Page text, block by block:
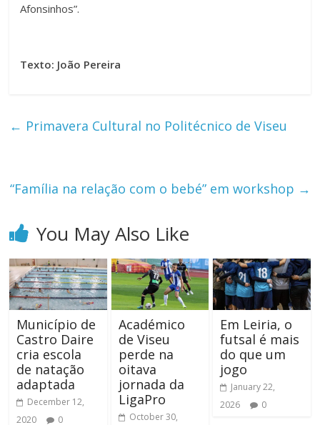
Afonsinhos”.
Texto: João Pereira
← Primavera Cultural no Politécnico de Viseu
“Família na relação com o bebé” em workshop →
You May Also Like
Município de
Castro Daire
cria escola
de natação
adaptada
December 12,
2020
0
Académico
de Viseu
perde na
oitava
jornada da
LigaPro
October 30,
Em Leiria, o
futsal é mais
do que um
jogo
January 22,
2026
0